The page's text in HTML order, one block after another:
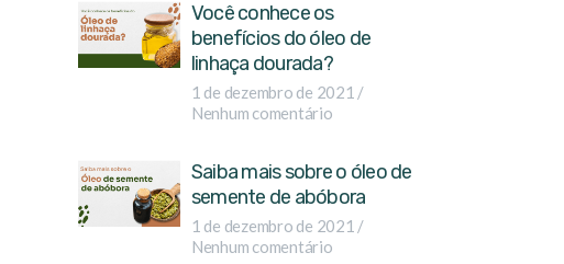
Você conhece os
benefícios do óleo de
linhaça dourada?
1 de dezembro de 2021
Nenhum comentário
Saiba mais sobre o óleo de
semente de abóbora
1 de dezembro de 2021
Nenhum comentário